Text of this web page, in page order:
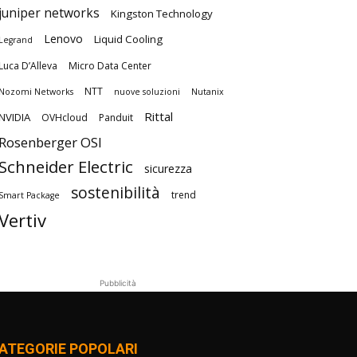
juniper networks Kingston Technology
Legrand Lenovo Liquid Cooling
Luca D’Alleva Micro Data Center
Nozomi Networks NTT nuove soluzioni Nutanix
OVHcloud Panduit Rittal
Rosenberger OSI
Schneider Electric sicurezza
Smart Package sostenibilità trend
Pubblicità
POPOLARI